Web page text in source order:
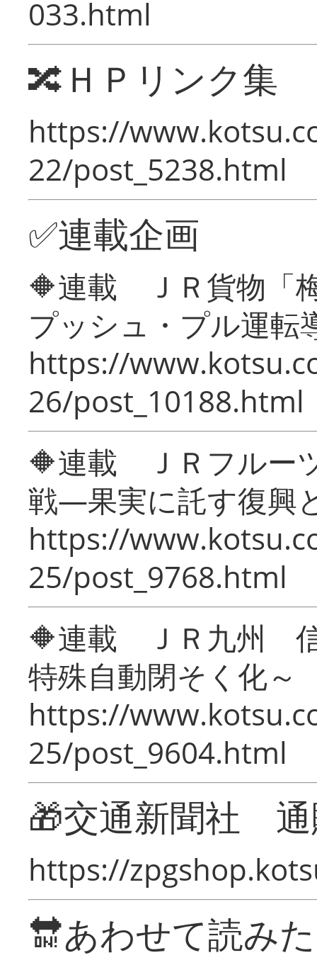
033.html
🔀ＨＰリンク集
https://
22/post_5238.html
✅連載企画
🔶連載 ＪＲ貨物「
プッシュ・プル運転
https://
26/post_10188.html
🔶連載 ＪＲフルー
戦―果実に託す復興
https://
25/post_9768.html
🔶連載 ＪＲ九州 信
特殊自動閉そく化～
https://
25/post_9604.html
🎁交通新聞社
https://
🔛あわせて読み